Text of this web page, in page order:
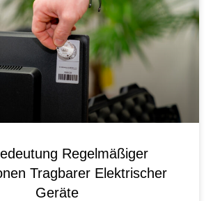
Regelmäßiger
Tragbarer Elektrischer
Geräte